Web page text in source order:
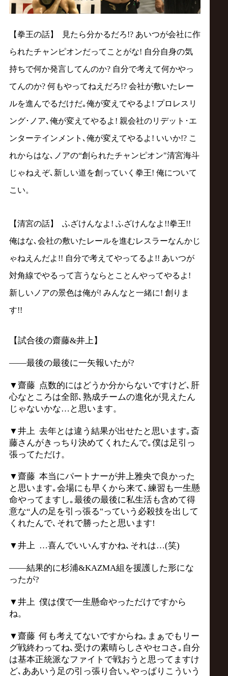
【拳王の話】 見たら分かるだろ!? あいつが会社に作
られたチャンピオンだってことがな! 自分自身の気
持ちで何か発言してんのか? 自分で考えて何かやっ
てんのか? 何もやってねえだろ!? 会社が敷いたレー
ルを進んでるだけだ｡俺が変えてやるよ! プロレスリ
ング･ノア､俺が変えてやるよ! 親会社のリデット･エ
ンターテインメント､俺が変えてやるよ! いいか!? こ
れからはな､ノアの“創られたチャンピオン"清宮海斗
じゃねえぞ､新しい道を創っていく拳王! 俺について
こい。
【清宮の話】 ふざけんなよ! ふざけんなよ!!拳王!!
俺はな､会社の敷いたレールを進むレスラーなんかじ
ゃねえんだよ!! 自分で考えてやってるよ!! あいつが
対角線でやるって言うならとことんやってやるよ!
新しいノアの景色は俺が! みんなと一緒に! 創りま
す!!
【試合後の齋藤&井上】
――最後の最後に一矢報いたが?
▼齋藤 点数的にはどうか分からないですけど､肝
心なところは全部､熟成チームの進化が見えたん
じゃないかな…と思います。
▼井上 去年とは違う結果が出せたと思います｡斎
藤さんがきっちり決めてくれたんで｡僕は足引っ
張ってただけ。
▼齋藤 本当にパートナーが井上雅央で良かった
と思います｡会場にも早くから来て､練習も一生懸
命やってますし｡最後の最後に私生活も含めて得
意な“人の足を引っ張る"っていう必殺技を出して
くれたんで､それで勝ったと思います!
▼井上 …喜んでいいんすかね､それは…(笑)
――結果的に杉浦&KAZMA組を援護した形にな
ったが?
▼井上 僕は僕で一生懸命やっただけですから
ね。
▼齋藤 何も考えてないですからね｡まぁでもリー
グ戦終わってね､受けの素晴らしさやセコさ｡自分
は基本正統派なファイトで戦おうと思ってますけ
ど､ああいう足の引っ張り合い｡やっぱりこういう